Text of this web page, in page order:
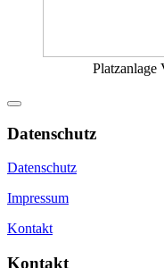
Platzanlage
Datenschutz
Datenschutz
Impressum
Kontakt
Kontakt